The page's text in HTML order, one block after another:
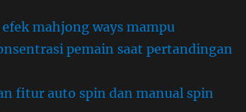
mahjong ways mampu
pemain saat pertandingan
fitur auto spin dan manual spin